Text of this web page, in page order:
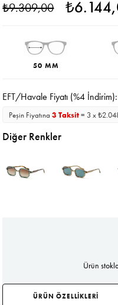
₺9.309,00
50 MM
EFT/Havale Fiyatı (%4
Peşin Fiyatına3 Taksit= 3 x
Diğer Renkler
Ürün
ÜRÜN ÖZELLİKLERİ